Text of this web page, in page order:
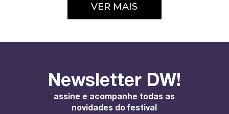
VER MAIS
Newsletter DW!
assine e acompanhe todas as
novidades do festival